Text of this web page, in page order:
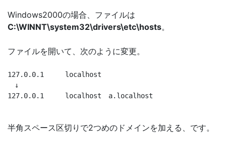
Windows2000の場合、ファイルは
C:\WINNT\system32\drivers\etc\hosts。
ファイルを開いて、次のように変更。
127.0.0.1　　　localhost
↓
127.0.0.1　　　localhost　a.localhost
半角スペース区切りで2つめのドメインを加える、です。